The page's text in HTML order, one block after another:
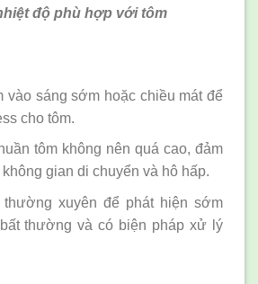
độ phù hợp với tôm
vào sáng sớm hoặc chiều mát để
cho tôm.
tôm không nên quá cao, đảm
không gian di chuyển và hô hấp.
thường xuyên để phát hiện sớm
thường và có biện pháp xử lý